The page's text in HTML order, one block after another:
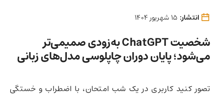
انتشار:
شخصیت ChatGPT به‌زودی صمیمی‌تر
می‌شود؛ پایان دوران چاپلوسی مدل‌های زبانی
تصور کنید کاربری در یک شب امتحان، با اضطراب و خستگی